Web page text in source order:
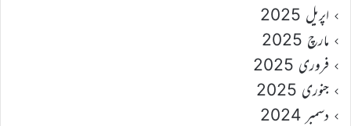
اپریل 2025
مارچ 2025
فروری 2025
جنوری 2025
دسمبر 2024